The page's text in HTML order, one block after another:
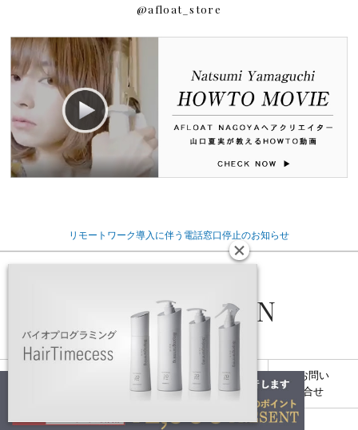
@afloat_store
リモートワーク導入に伴う電話窓口停止のお知らせ
INFORMATION
お支払い
について
返品交換
キャンセル
お問い
合せ